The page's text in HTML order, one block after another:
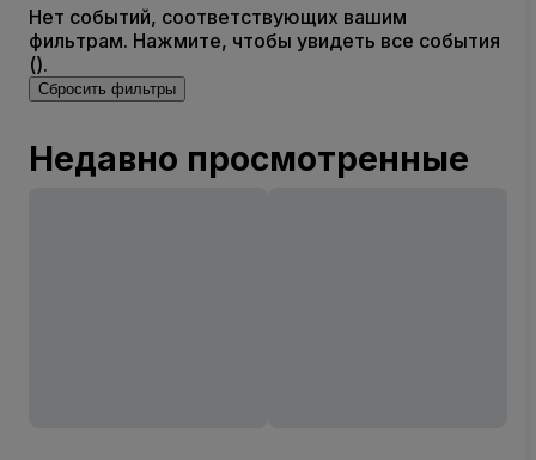
Нет событий, соответствующих вашим
фильтрам. Нажмите, чтобы увидеть все события
().
Сбросить фильтры
Недавно просмотренные